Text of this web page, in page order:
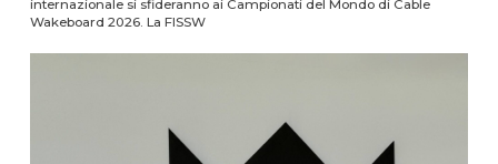
internazionale si sfideranno ai Campionati del Mondo di Cable
Wakeboard 2026. La FISSW